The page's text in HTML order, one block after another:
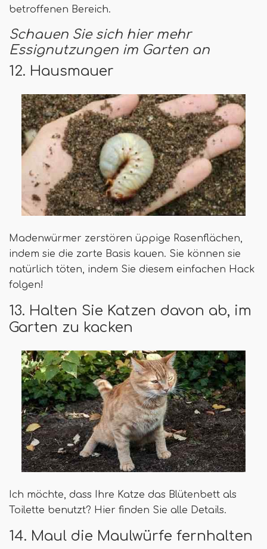
betroffenen Bereich.
Schauen Sie sich hier mehr
Essignutzungen im Garten an
12. Hausmauer
Madenwürmer zerstören üppige Rasenflächen,
indem sie die zarte Basis kauen. Sie können sie
natürlich töten, indem Sie diesem einfachen Hack
folgen!
13. Halten Sie Katzen davon ab, im
Garten zu kacken
Ich möchte, dass Ihre Katze das Blütenbett als
Toilette benutzt? Hier finden Sie alle Details.
14. Maul die Maulwürfe fernhalten